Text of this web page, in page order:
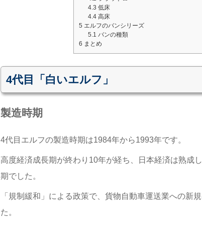
4.3 低床
4.4高床
5 エルフのバンシリーズ
5.1 バンの種類
6 まとめ
4代目「白いエルフ」
製造時期
4代目エルフの製造時期は1984年から1993年です。
高度経済成長期が終わり10年が経ち、日本経済は熟成
期でした。
「規制緩和」による政策で、貨物自動車運送業への新
た。